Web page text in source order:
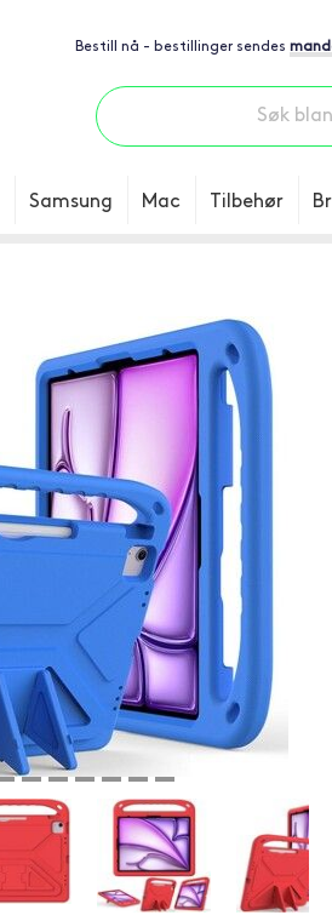
Bestill nå - bestillinger sendes
Samsung Mac Tilbehør